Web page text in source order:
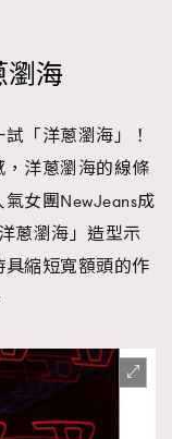
海
「洋蔥瀏海」！
洋蔥瀏海的線條
女團NewJeans成
蔥瀏海」造型示
縮短寬額頭的作